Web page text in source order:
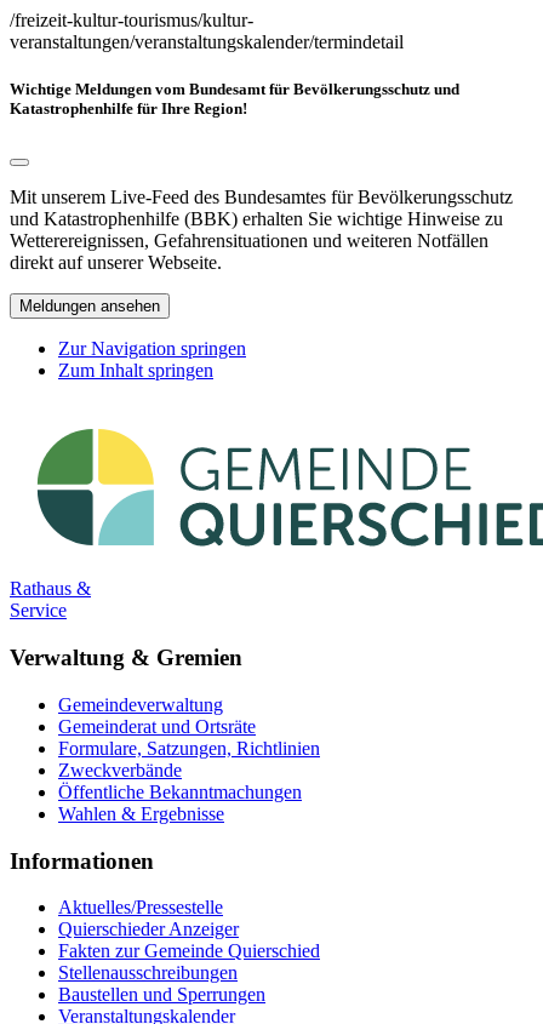
/freizeit-kultur-tourismus/kultur-
veranstaltungen/veranstaltungskalender/termindetail
Wichtige Meldungen vom Bundesamt für Bevölkerungsschutz und
Katastrophenhilfe für Ihre Region!
Mit unserem Live-Feed des Bundesamtes für Bevölkerungsschutz
und Katastrophenhilfe (BBK) erhalten Sie wichtige Hinweise zu
Wetterereignissen, Gefahrensituationen und weiteren Notfällen
direkt auf unserer Webseite.
Meldungen ansehen
Zur Navigation springen
Zum Inhalt springen
Rathaus &
Service
Verwaltung & Gremien
Gemeindeverwaltung
Gemeinderat und Ortsräte
Formulare, Satzungen, Richtlinien
Zweckverbände
Öffentliche Bekanntmachungen
Wahlen & Ergebnisse
Informationen
Aktuelles/Pressestelle
Quierschieder Anzeiger
Fakten zur Gemeinde Quierschied
Stellenausschreibungen
Baustellen und Sperrungen
Veranstaltungskalender